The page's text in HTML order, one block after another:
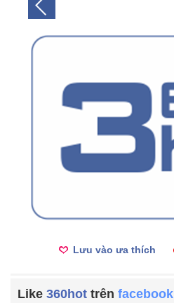
Lưu vào ưa thích
Like 360hot trên facebook